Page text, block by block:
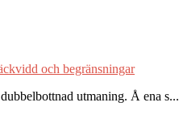
och begränsningar
utmaning. Å ena s...